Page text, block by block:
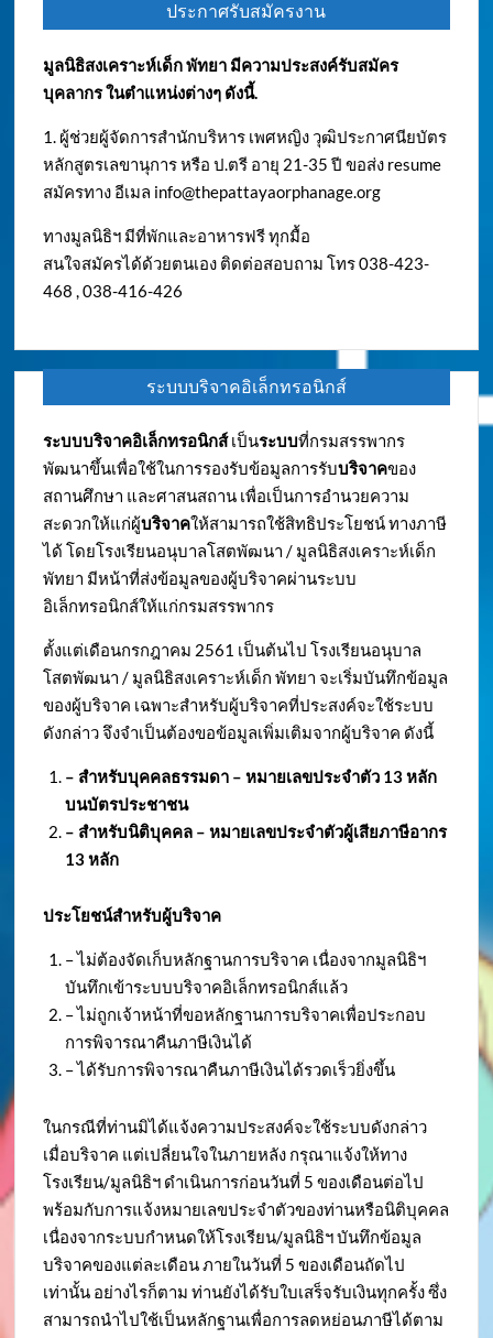
ประกาศรับสมัครงาน
มูลนิธิสงเคราะห์เด็ก พัทยา มีความประสงค์รับสมัคร
บุคลากร ในตำแหน่งต่างๆ ดังนี้.
1. ผู้ช่วยผู้จัดการสำนักบริหาร เพศหญิง วุฒิประกาศนียบัตร
หลักสูตรเลขานุการ หรือ ป.ตรี อายุ 21-35 ปี ขอส่ง resume
สมัครทาง อีเมล info@thepattayaorphanage.org
ทางมูลนิธิฯ มีที่พักและอาหารฟรี ทุกมื้อ
สนใจสมัครได้ด้วยตนเอง ติดต่อสอบถาม โทร 038-423-
468 , 038-416-426
ระบบบริจาคอิเล็กทรอนิกส์
ระบบบริจาคอิเล็กทรอนิกส์เป็นระบบที่กรมสรรพากร
พัฒนาขึ้นเพื่อใช้ในการรองรับข้อมูลการรับบริจาคของ
สถานศึกษา และศาสนสถาน เพื่อเป็นการอำนวยความ
สะดวกให้แก่ผู้บริจาคให้สามารถใช้สิทธิประโยชน์ ทางภาษี
ได้ โดยโรงเรียนอนุบาลโสตพัฒนา / มูลนิธิสงเคราะห์เด็ก
พัทยา มีหน้าที่ส่งข้อมูลของผู้บริจาคผ่านระบบ
อิเล็กทรอนิกส์ให้แก่กรมสรรพากร
ตั้งแต่เดือนกรกฎาคม 2561 เป็นต้นไป โรงเรียนอนุบาล
โสตพัฒนา / มูลนิธิสงเคราะห์เด็ก พัทยา จะเริ่มบันทึกข้อมูล
ของผู้บริจาค เฉพาะสำหรับผู้บริจาคที่ประสงค์จะใช้ระบบ
ดังกล่าว จึงจำเป็นต้องขอข้อมูลเพิ่มเติมจากผู้บริจาค ดังนี้
– สำหรับบุคคลธรรมดา – หมายเลขประจำตัว 13 หลัก
บนบัตรประชาชน
– สำหรับนิติบุคคล – หมายเลขประจำตัวผู้เสียภาษีอากร
13 หลัก
ประโยชน์สำหรับผู้บริจาค
– ไม่ต้องจัดเก็บหลักฐานการบริจาค เนื่องจากมูลนิธิฯ
บันทึกเข้าระบบบริจาคอิเล็กทรอนิกส์แล้ว
– ไม่ถูกเจ้าหน้าที่ขอหลักฐานการบริจาคเพื่อประกอบ
การพิจารณาคืนภาษีเงินได้
– ได้รับการพิจารณาคืนภาษีเงินได้รวดเร็วยิ่งขึ้น
ในกรณีที่ท่านมิได้แจ้งความประสงค์จะใช้ระบบดังกล่าว
เมื่อบริจาค แต่เปลี่ยนใจในภายหลัง กรุณาแจ้งให้ทาง
โรงเรียน/มูลนิธิฯ ดำเนินการก่อนวันที่ 5 ของเดือนต่อไป
พร้อมกับการแจ้งหมายเลขประจำตัวของท่านหรือนิติบุคคล
เนื่องจากระบบกำหนดให้โรงเรียน/มูลนิธิฯ บันทึกข้อมูล
บริจาคของแต่ละเดือน ภายในวันที่ 5 ของเดือนถัดไป
เท่านั้น อย่างไรก็ตาม ท่านยังได้รับใบเสร็จรับเงินทุกครั้ง ซึ่ง
สามารถนำไปใช้เป็นหลักฐานเพื่อการลดหย่อนภาษีได้ตาม